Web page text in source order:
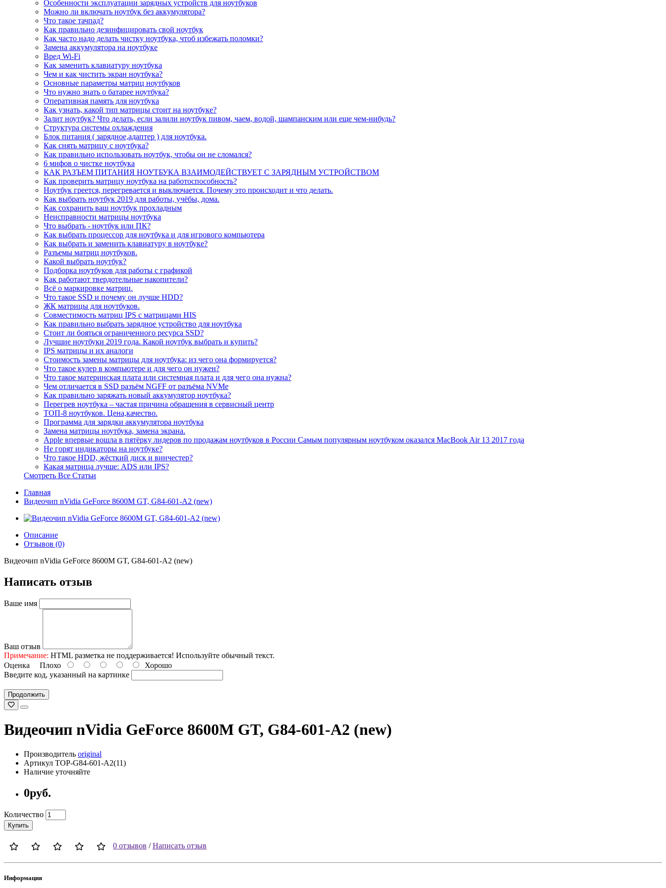
Особенности эксплуатации зарядных устройств для ноутбуков
Можно ли включать ноутбук без аккумулятора?
Что такое тачпад?
Как правильно дезинфицировать свой ноутбук
Как часто надо делать чистку ноутбука, чтоб избежать поломки?
Замена аккумулятора на ноутбуке
Вред Wi-Fi
Как заменить клавиатуру ноутбука
Чем и как чистить экран ноутбука?
Основные параметры матриц ноутбуков
Что нужно знать о батарее ноутбука?
Оперативная память для ноутбука
Как узнать, какой тип матрицы стоит на ноутбуке?
Залит ноутбук? Что делать, если залили ноутбук пивом, чаем, водой, шампанским или еще чем-нибудь?
Структура системы охлаждения
Блок питания ( зарядное,адаптер ) для ноутбука.
Как снять матрицу с ноутбука?
Как правильно использовать ноутбук, чтобы он не сломался?
6 мифов о чистке ноутбука
КАК РАЗЪЕМ ПИТАНИЯ НОУТБУКА ВЗАИМОДЕЙСТВУЕТ С ЗАРЯДНЫМ УСТРОЙСТВОМ
Как проверить матрицу ноутбука на работоспособность?
Ноутбук греется, перегревается и выключается. Почему это происходит и что делать.
Как выбрать ноутбук 2019 для работы, учёбы, дома.
Как сохранить ваш ноутбук прохладным
Неисправности матрицы ноутбука
Что выбрать - ноутбук или ПК?
Как выбрать процессор для ноутбука и для игрового компьютера
Как выбрать и заменить клавиатуру в ноутбуке?
Разъемы матриц ноутбуков.
Какой выбрать ноутбук?
Подборка ноутбуков для работы с графикой
Как работают твердотельные накопители?
Всё о маркировке матриц.
Что такое SSD и почему он лучше HDD?
ЖК матрицы для ноутбуков.
Совместимость матриц IPS с матрицами HIS
Как правильно выбрать зарядное устройство для ноутбука
Стоит ли бояться ограниченного ресурса SSD?
Лучшие ноутбуки 2019 года. Какой ноутбук выбрать и купить?
IPS матрицы и их аналоги
Стоимость замены матрицы для ноутбука: из чего она формируется?
Что такое кулер в компьютере и для чего он нужен?
Что такое материнская плата или системная плата и для чего она нужна?
Чем отличается в SSD разъём NGFF от разъёма NVMe
Как правильно заряжать новый аккумулятор ноутбука?
Перегрев ноутбука – частая причина обращения в сервисный центр
ТОП-8 ноутбуков. Цена,качество.
Программа для зарядки аккумулятора ноутбука
Замена матрицы ноутбука, замена экрана.
Apple впервые вошла в пятёрку лидеров по продажам ноутбуков в России Самым популярным ноутбуком оказался MacBook Air 13 2017 года
Не горят индикаторы на ноутбуке?
Что такое HDD, жёсткий диск и винчестер?
Какая матрица лучше: ADS или IPS?
Смотреть Все Статьи
Главная
Видеочип nVidia GeForce 8600M GT, G84-601-A2 (new)
Описание
Отзывов (0)
Видеочип nVidia GeForce 8600M GT, G84-601-A2 (new)
Написать отзыв
Ваше имя
Ваш отзыв
Примечание: HTML разметка не поддерживается! Используйте обычный текст.
Оценка Плохо
Хорошо
Введите код, указанный на картинке
Продолжить
Видеочип nVidia GeForce 8600M GT, G84-601-A2 (new)
Производитель original
Артикул TOP-G84-601-A2(11)
Наличие уточняйте
0руб.
Количество
Купить
0 отзывов /Написать отзыв
Информация